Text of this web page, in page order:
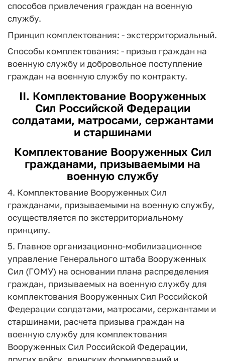
способов привлечения граждан на военную
службу.
Принцип комплектования: - экстерриториальный.
Способы комплектования: - призыв граждан на
военную службу и добровольное поступление
граждан на военную службу по контракту.
II. Комплектование Вооруженных
Сил Российской Федерации
солдатами, матросами, сержантами
и старшинами
Комплектование Вооруженных Сил
гражданами, призываемыми на
военную службу
4. Комплектование Вооруженных Сил
гражданами, призываемыми на военную службу,
осуществляется по экстерриториальному
принципу.
5. Главное организационно-мобилизационное
управление Генерального штаба Вооруженных
Сил (ГОМУ) на основании плана распределения
граждан, призываемых на военную службу для
комплектования Вооруженных Сил Российской
Федерации солдатами, матросами, сержантами и
старшинами, расчета призыва граждан на
военную службу для комплектования
Вооруженных Сил Российской Федерации,